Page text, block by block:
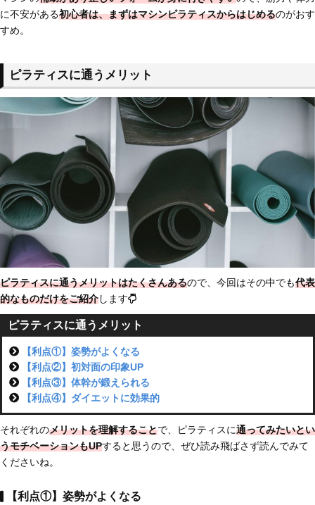
に不安がある初心者は、まずはマシンピラティスからはじめるのがおす
すめ。
ピラティスに通うメリット
ピラティスに通うメリットはたくさんあるので、今回はその中でも代表
的なものだけをご紹介します
ピラティスに通うメリット
【利点①】姿勢がよくなる
【利点②】初対面の印象UP
【利点③】体幹が鍛えられる
【利点④】ダイエットに効果的
それぞれのメリットを理解することで、ピラティスに通ってみたいとい
うモチベーションもUPすると思うので、ぜひ読み飛ばさず読んでみて
くださいね。
【利点①】姿勢がよくなる